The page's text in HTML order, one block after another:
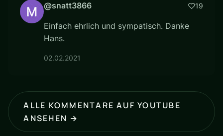
@snatt3866 19
Einfach ehrlich und sympatisch. Danke
Hans.
02.02.2021
ALLE KOMMENTARE AUF YOUTUBE
ANSEHEN →